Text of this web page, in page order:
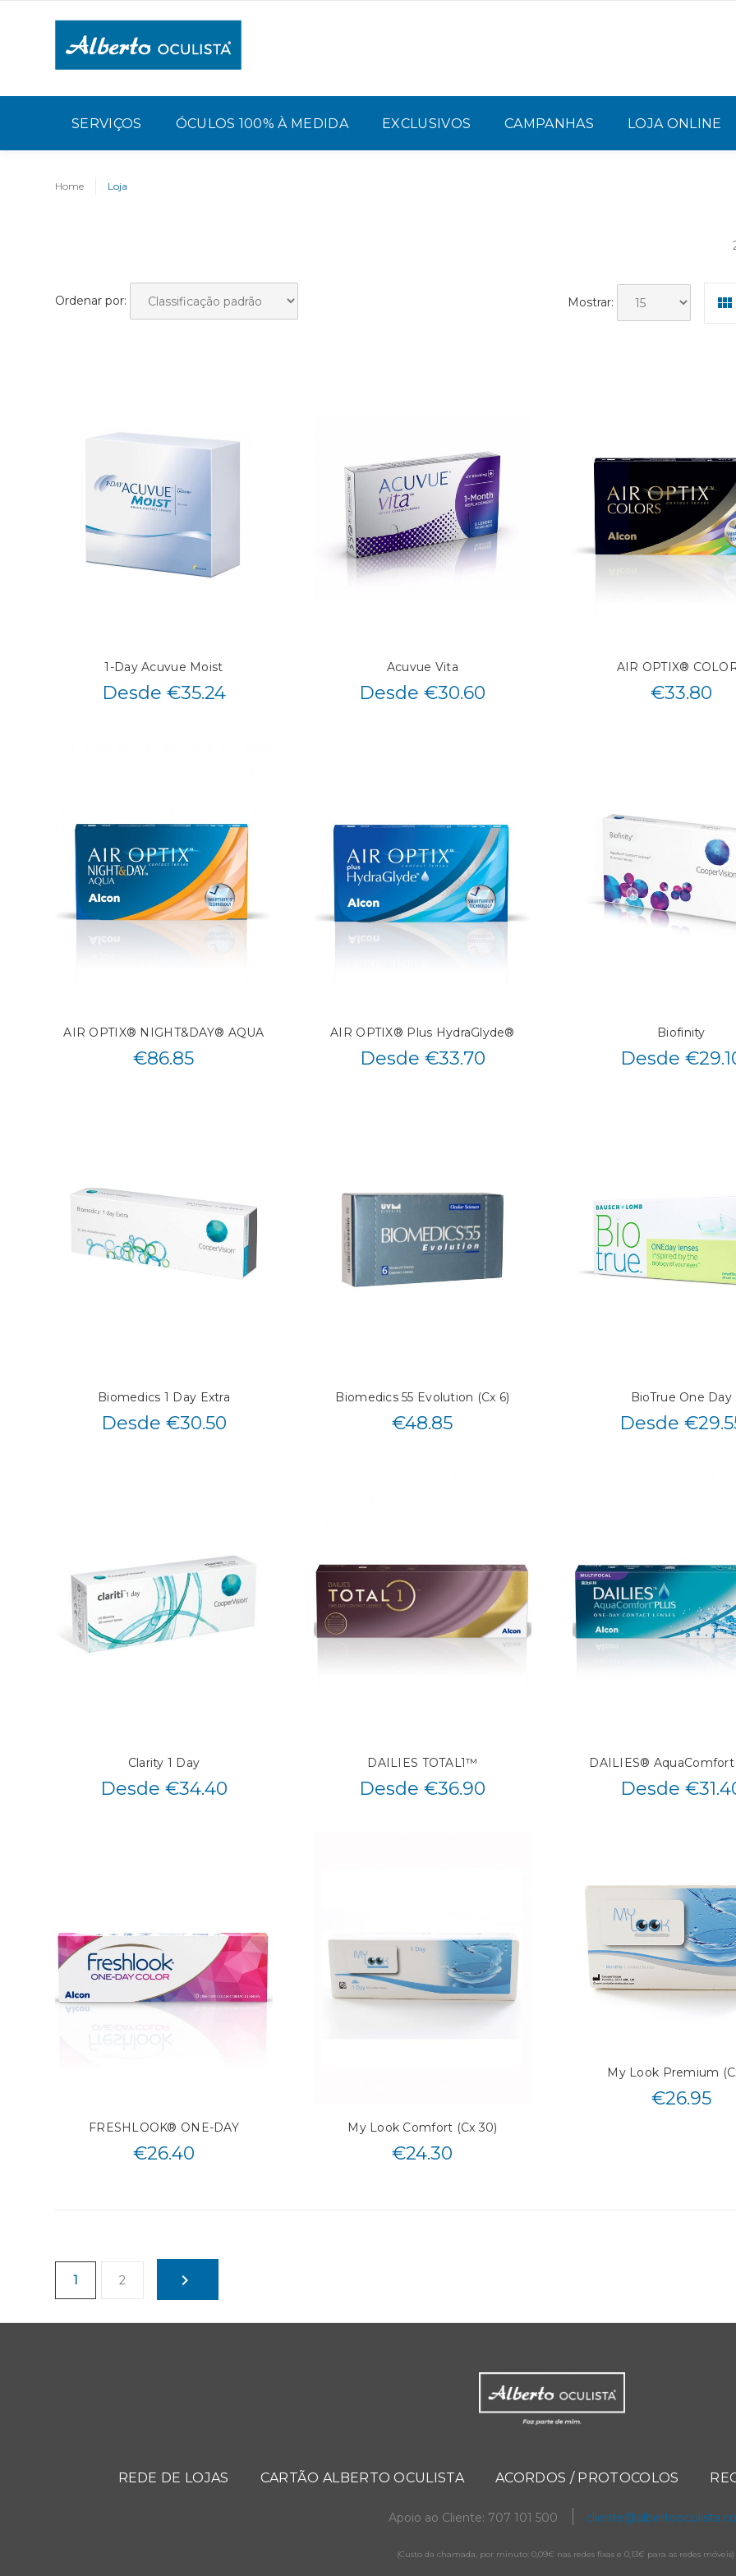
SERVIÇOS ÓCULOS 100% À MEDIDA EXCLUSIVOS CAMPANHAS LOJA ONLINE
Home Loja
Ordenar por: Mostrar:
1-Day Acuvue Moist
Desde €35.24
Acuvue Vita
Desde €30.60
AIR OPTIX®
€33.80
AIR OPTIX® NIGHT&DAY® AQUA
€86.85
AIR OPTIX® Plus HydraGlyde®
Desde €33.70
Biofinity
Desde
Biomedics 1 Day Extra
Desde €30.50
Biomedics 55 Evolution (Cx 6)
€48.85
BioTrue One Day
Desde
Clarity 1 Day
Desde €34.40
DAILIES TOTAL1™
Desde €36.90
DAILIES®
Desde
FRESHLOOK® ONE-DAY
€26.40
My Look Comfort (Cx 30)
€24.30
My Look Premium
€26.95
1 2
REDE DE LOJAS CARTÃO ALBERTO OCULISTA ACORDOS / PROTOCOLOS
Apoio ao Cliente: 707 101 500
(Custo da chamada, por minuto: 0,09€ nas redes fixas e 0,13€ para as redes móveis)